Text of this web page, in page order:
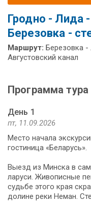
Гродно - Лида
Березовка -
Маршрут: Березовка
Августовский канал
Программа тура
День 1
пт, 11.09.2026
Место начала
гостиница «Беларусь».
Выезд из Мин­ска в
ла­ру­си. Живописные
судь­бе это­го края
до­ли­не ре­ки Не­ман.